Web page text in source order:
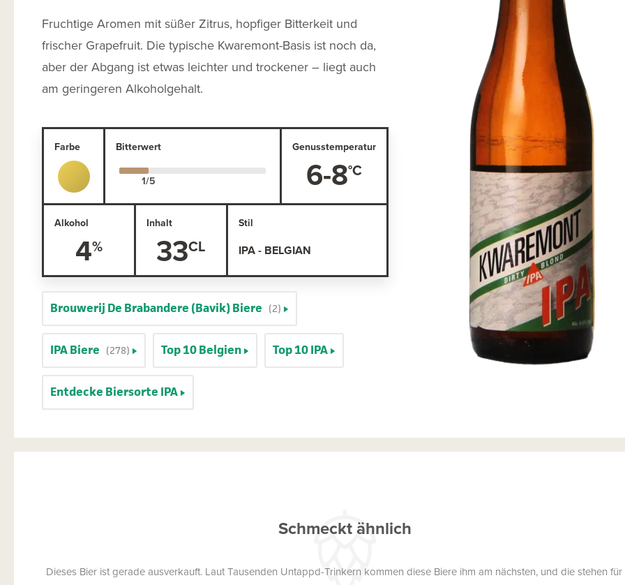
Fruchtige Aromen mit süßer Zitrus, hopfiger Bitterkeit und
frischer Grapefruit. Die typische Kwaremont-Basis ist noch da,
aber der Abgang ist etwas leichter und trockener – liegt auch
am geringeren Alkoholgehalt.
Farbe Bitterwert Genusstemperatur
6-8
Alkohol
4
Inhalt
33
Stil
IPA - BELGIAN
Brouwerij De Brabandere (Bavik) Biere (2)
IPA Biere (278) Top 10 Belgien Top 10 IPA
Entdecke Biersorte IPA
Schmeckt ähnlich
Dieses Bier ist gerade ausverkauft. Laut Tausenden Untappd-Trinkern kommen diese Biere ihm am nächsten, und die stehen für